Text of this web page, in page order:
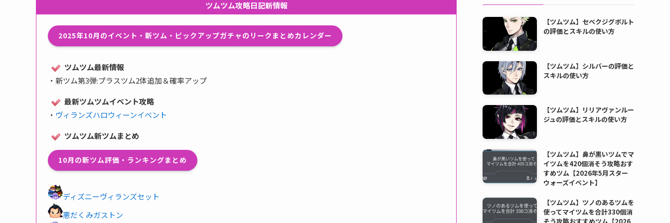
ツムツム攻略日記新情報
2025年10月のイベント・新ツム・ピックアップガチャのリークまとめカレンダー
ツムツム最新情報
・ 新ツム第3弾:プラスツム2体追加＆確率アップ
最新ツムツムイベント攻略
・ ヴィランズハロウィーンイベント
ツムツム新ツムまとめ
10月の新ツム評価・ランキングまとめ
ディズニーヴィランズセット
悪だくみガストン
【ツムツム】セベクジグボルト
の評価とスキルの使い方
【ツムツム】シルバーの評価と
スキルの使い方
【ツムツム】リリアヴァンルー
ジュの評価とスキルの使い方
【ツムツム】鼻が黒いツムでマ
イツムを420個消そう攻略おす
すめツム【2026年5月スター
ウォーズイベント】
【ツムツム】ツノのあるツムを
使ってマイツムを合計330個消